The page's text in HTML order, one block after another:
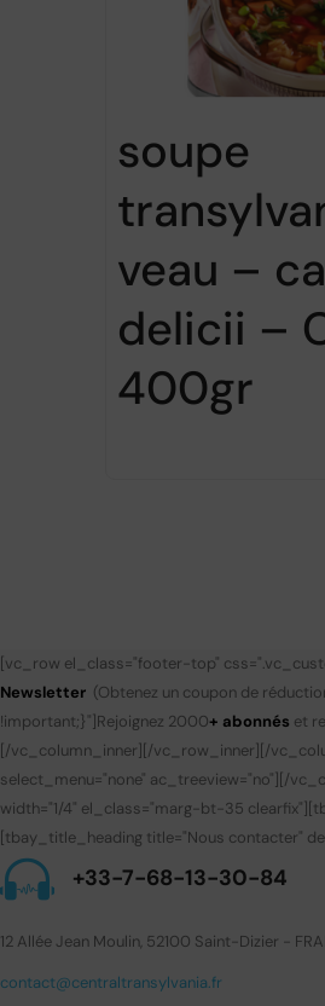
soupe
veau –
delicii –
400gr
[vc_row el_class="footer-top"
Newsletter (Obtenez un coupon de
!important;}"] Rejoignez 2000+ abonnés et
[/vc_column_inner][/vc_row_inner][/
select_menu="none" ac_treeview="no"][/
width="1/4" el_class="marg-bt-35
[tbay_title_heading title="Nous contacter"
+33-7-68-13-30-84
12 Allée Jean Moulin, 52100 Saint-Dizier -
contact@centraltransylvania.fr